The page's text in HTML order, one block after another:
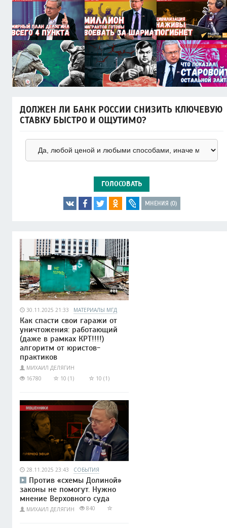
ДОЛЖЕН ЛИ БАНК РОССИИ СНИЗИТЬ КЛЮЧЕВУЮ
СТАВКУ БЫСТРО И ОЩУТИМО?
ГОЛОСОВАТЬ
МНЕНИЯ (0)
30.11.2025 21:33 МАТЕРИАЛЫ МГД
Как спасти свои гаражи от
уничтожения: работающий
(даже в рамках КРТ!!!!)
алгоритм от юристов-
практиков
МИХАИЛ ДЕЛЯГИН
16780
10 (1) 10 (1)
28.11.2025 23:43 СОБЫТИЯ
Против «схемы Долиной»
законы не помогут. Нужно
мнение Верховного суда
МИХАИЛ ДЕЛЯГИН 840